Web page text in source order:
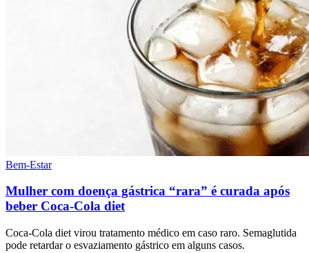
Bem-Estar
Mulher com doença gástrica “rara” é curada após
beber Coca-Cola diet
Coca-Cola diet virou tratamento médico em caso raro. Semaglutida
pode retardar o esvaziamento gástrico em alguns casos.